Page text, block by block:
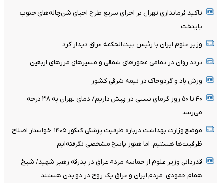
تاکید فرمانداری تهران بر اجرای سریع طرح احیای شن‌چاله‌های جنوب
پایتخت
وزیر علوم ایران با رئیس بیت‌الحکمه عراق دیدار کرد
تردد روان در تمامی محورهای شمالی و مسیرهای مرزهای اربعین
وزش باد و گردوخاک در نیمه شرقی کشور
۴۰ تا ۵۰ روز گرمای نسبی در پیش داریم/ دمای تهران به ۳۸ درجه
می‌رسد
موضع وزارت بهداشت درباره ظرفیت پزشکی کنکور ۱۴۰۵: خواستار اصلاح
ظرفیت‌ها هستیم، اما هنوز پاسخ مشخصی نگرفته‌ایم
قدردانی وزیر علوم از حماسه مردم عراق در بدرقه رهبر شهید/ شیخ
همام حمودی: مردم ایران و عراق یک روح در دو بدن هستند